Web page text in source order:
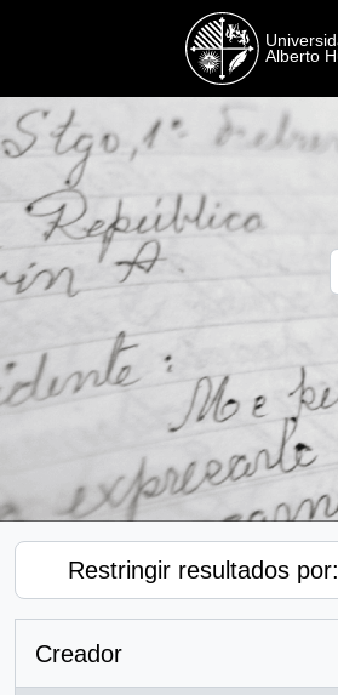
Restringir resultados por:
Creador